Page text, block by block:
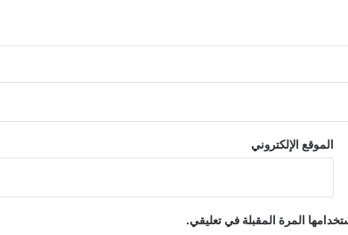
الموقع الإلكتروني
المرة المقبلة في تعليقي.